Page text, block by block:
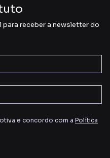
receber a newsletter do
e concordo com a Política